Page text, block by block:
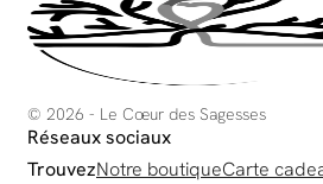
© 2026 - Le Cœur des Sagesses
Réseaux sociaux
TrouvezNotre boutiqueCarte